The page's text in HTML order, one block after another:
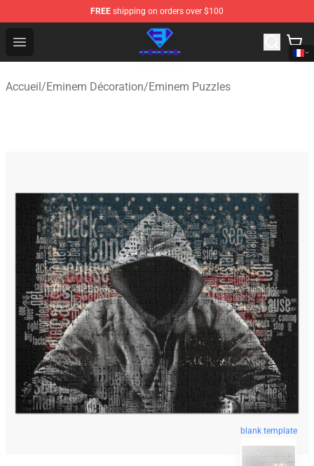
FREE shipping on orders over $100
Open menu
Eminem Store - Official Eminem Merchandise Shop
Accueil/Eminem Décoration/Eminem Puzzles
blank template